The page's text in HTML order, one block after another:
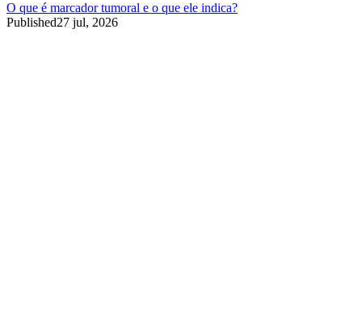
O que é marcador tumoral e o que ele indica?
Published27 jul, 2026